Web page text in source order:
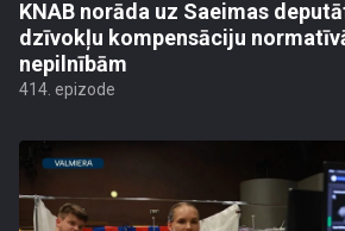
KNAB norāda uz Saeimas
dzīvokļu kompensāciju
nepilnībām
414. epizode